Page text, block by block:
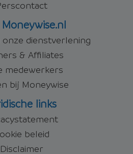
onze dienstverlening
& Affiliates
medewerkers
bij Moneywise
links
beleid
Disclaimer